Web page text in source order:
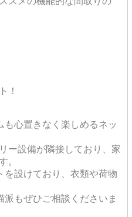
！
心置きなく楽しめるネッ
ー設備が隣接しており、家
。
を設けており、衣類や荷物
もぜひご相談くださいま